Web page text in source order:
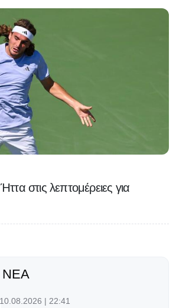
στις λεπτομέρειες για
ΝΈΑ
10.08.2026 | 22:41